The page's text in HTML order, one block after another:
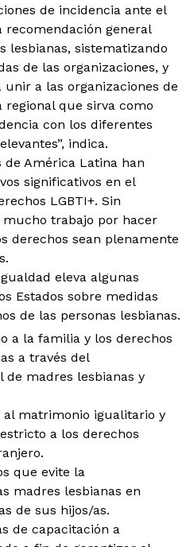
de incidencia ante el
recomendación general
lesbianas, sistematizando
de las organizaciones, y
a las organizaciones de
regional que sirva como
con los diferentes
indica.
de América Latina han
significativos en el
LGBTI+. Sin
trabajo por hacer
derechos sean plenamente
eleva algunas
Estados sobre medidas
de las personas lesbianas.
a la familia y los derechos
a través del
de madres lesbianas y
al matrimonio igualitario y
a los derechos
que evite la
madres lesbianas en
de sus hijos/as.
de capacitación a